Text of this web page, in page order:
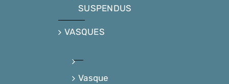
SUSPENDUS
VASQUES
Vasque